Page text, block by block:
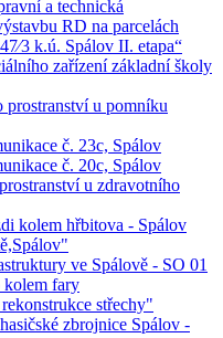
a technická
RD na parcelách
k.ú. Spálov II. etapa“
zařízení základní školy
prostranství u pomníku
č. 23c, Spálov
č. 20c, Spálov
u zdravotního
kolem hřbitova - Spálov
ve Spálově - SO 01
kolem fary
střechy"
zbrojnice Spálov -